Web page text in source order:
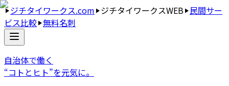
ジチタイワークス.com ジチタイワークスWEB 民間サー
ビス比較 無料名刺
自治体で働く
“コトとヒト”を元気に。